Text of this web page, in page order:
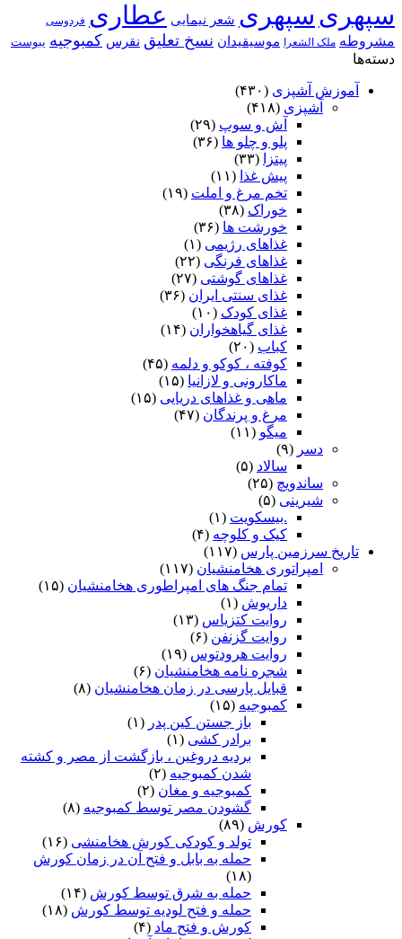
سپهری سپهری شعر نیمایی عطاری فردوسی
مشروطه ملک الشعرا موسیقیدان نسخ تعلیق نقرس کمبوجیه یبوست
دسته‌ها
آموزش آشپزی (۴۳۰)
آشپزی (۴۱۸)
آش و سوپ (۲۹)
پلو و چلو ها (۳۶)
پیتزا
(۳۳)
پیش غذا (۱۱)
تخم مرغ و املت (۱۹)
خوراک (۳۸)
خورشت ها (۳۶)
غذاهای رژیمی (۱)
غذاهای فرنگی (۲۲)
غذاهای گوشتی (۲۷)
غذای سنتی ایران (۳۶)
غذای کودک (۱۰)
غذای گیاهخواران (۱۴)
کباب (۲۰)
کوفته ، کوکو و دلمه (۴۵)
ماکارونی و لازانیا (۱۵)
ماهی و غذاهای دریایی (۱۵)
مرغ و پرندگان (۴۷)
میگو (۱۱)
دسر (۹)
سالاد (۵)
ساندویچ (۲۵)
شیرینی (۵)
.بیسکویت (۱)
کیک و کلوچه (۴)
تاریخ سرزمین پارس (۱۱۷)
امپراتوری هخامنشیان (۱۱۷)
تمام جنگ های امپراطوری هخامنشیان (۱۵)
داریوش (۱)
روایت کتزیاس (۱۳)
روایت گزنفن (۶)
روایت هرودتوس (۱۹)
شجره نامه هخامنشیان (۶)
قبایل پارسی در زمان هخامنشیان (۸)
کمبوجیه (۱۵)
باز جستن کین پدر (۱)
برادر کشی (۱)
بردیه دروغین ، بازگشت از مصر و کشته
شدن کمبوجیه (۲)
کمبوجیه و مغان (۲)
گشودن مصر توسط کمبوجیه (۸)
کورش (۸۹)
تولد و کودکی کورش هخامنشی (۱۶)
حمله به بابل و فتح آن در زمان کورش
(۱۸)
حمله به شرق توسط کورش (۱۴)
حمله و فتح لودیه توسط کورش (۱۸)
کورش و فتح ماد (۴)